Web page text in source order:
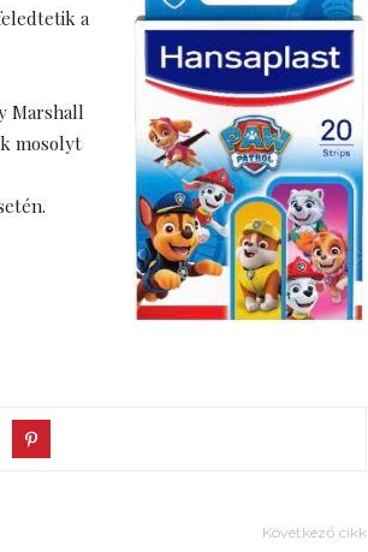
a
Marshall
mosolyt
Következő cikk